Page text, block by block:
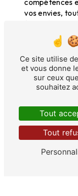
compétences
vos envies,
Contactez
ETATS
Terrasson-
Vous
Lavilledieu?
DANS TOUS
vous avec
un espace de
Ce site utilise
et vous donne
sur ceux
souhaitez
Tout
Tout